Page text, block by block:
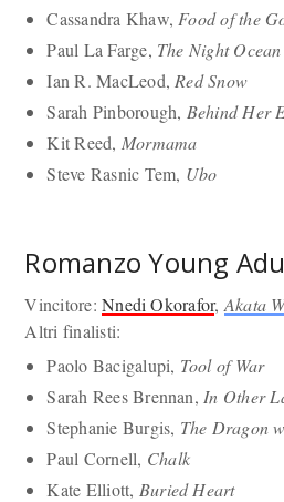
Cassandra Khaw, Food of the
Paul La Farge, The Night Ocean
Ian R. MacLeod, Red Snow
Sarah Pinborough, Behind Her
Kit Reed, Mormama
Steve Rasnic Tem, Ubo
Romanzo Young
Vincitore:Nnedi Okorafor, Akata
Altri finalisti:
Paolo Bacigalupi, Tool of War
Sarah Rees Brennan, In Other
Stephanie Burgis, The Dragon
Paul Cornell, Chalk
Kate Elliott, Buried Heart